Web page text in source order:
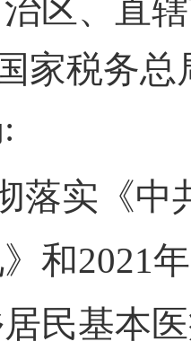
区、直
家税务
落实《中
和2021
民基本